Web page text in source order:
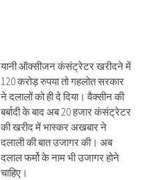
यानी ऑक्सीजन कंसंट्रेटर खरीदने में
120 करोड़ रुपया तो गहलोत सरकार
ने दलालों को ही दे दिया। वैक्सीन की
बर्बादी के बाद अब 20 हजार कंसंट्रेटर
की खरीद में भास्कर अखबार ने
दलाली की बात उजागर की। अब
दलाल फर्मो के नाम भी उजागर होने
चाहिए।